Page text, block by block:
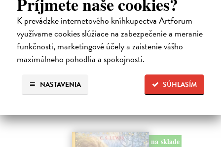
K prevádzke internetového kníhkupectva Artforum
využívame cookies slúžiace na zabezpečenie a meranie
funkčnosti, marketingové účely a zaistenie vášho
maximálneho pohodlia a spokojnosti.
SÚHLASÍM
NASTAVENIA
Dúbravský Andrej| Kniha
Alica je zvedavá mačka, ktorá býva so zvedavým Andrejom. Obaja sú
fascinovaní ríšou hmyzu.
Na sklade ?
28,03 €
28,90 € ?
na sklade